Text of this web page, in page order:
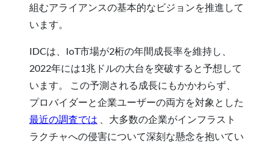
組むアライアンスの基本的なビジョンを推進して
います。
IDCは、IoT市場が2桁の年間成長率を維持し、
2022年には1兆ドルの大台を突破すると予想して
います。 この予測される成長にもかかわらず、
プロバイダーと企業ユーザーの両方を対象とした
最近の調査では 、大多数の企業がインフラスト
ラクチャへの侵害について深刻な懸念を抱いてい